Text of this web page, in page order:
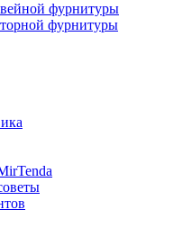
фурнитуры
фурнитуры